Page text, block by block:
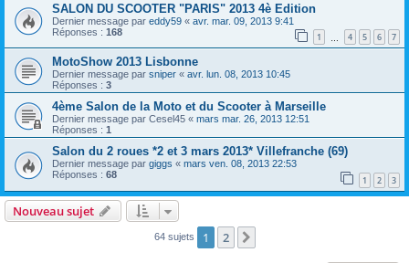
SALON DU SCOOTER "PARIS" 2013 4è Edition
Dernier message par eddy59 « avr. mar. 09, 2013 9:41
Réponses : 168 1 4 5 6 7
MotoShow 2013 Lisbonne
Dernier message par sniper « avr. lun. 08, 2013 10:45
Réponses : 3
4ème Salon de la Moto et du Scooter à Marseille
Dernier message par Cesel45 « mars mar. 26, 2013 12:51
Réponses : 1
Salon du 2 roues *2 et 3 mars 2013* Villefranche (69)
Dernier message par giggs « mars ven. 08, 2013 22:53
Réponses : 68 1 2 3
Nouveau sujet
64 sujets 1 2